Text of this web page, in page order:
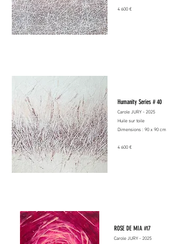
4 600 €
Humanity Series # 40
Carole JURY - 2025
Huile sur toile
Dimensions : 90 x 90 cm
4 600 €
ROSE DE MIA #17
Carole JURY - 2025